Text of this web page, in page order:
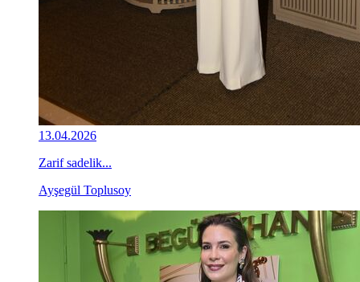
13.04.2026
Zarif sadelik...
Ayşegül Toplusoy